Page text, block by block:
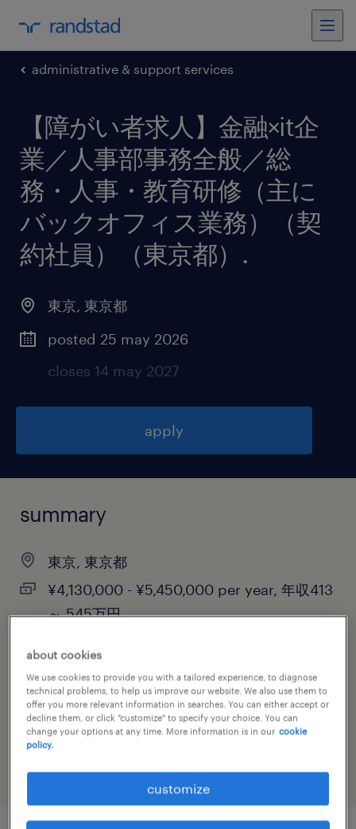
administrative & support services
【障がい者求人】金融×it企
業／人事部事務全般／総
務・人事・教育研修（主に
バックオフィス業務）（契
約社員）（東京都） .
東京, 東京都
posted 25 may 2026
closes 14 may 2027
apply
summary
東京, 東京都
¥4,130,000 - ¥5,450,000 per year, 年収413
～ 545万円
job category
administrative & support services
about cookies
We use cookies to provide you with a tailored experience, to diagnose
technical problems, to help us improve our website. We also use them to
offer you more relevant information in searches. You can either accept or
decline them, or click "customize" to specify your choice. You can
change your options at any time. More information is in our cookie
policy.
customize